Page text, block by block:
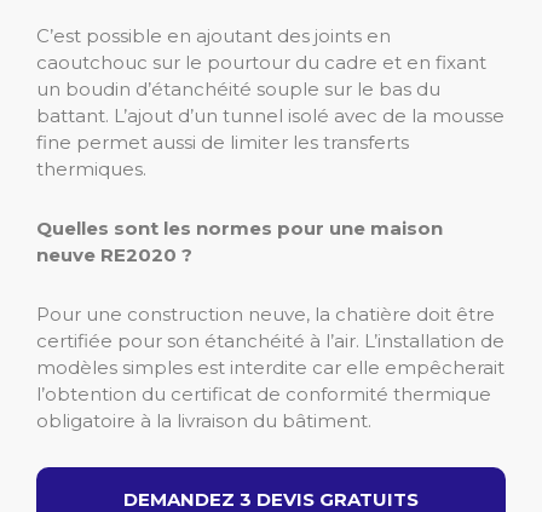
C’est possible en ajoutant des joints en
caoutchouc sur le pourtour du cadre et en fixant
un boudin d’étanchéité souple sur le bas du
battant. L’ajout d’un tunnel isolé avec de la mousse
fine permet aussi de limiter les transferts
thermiques.
Quelles sont les normes pour une maison
neuve RE2020 ?
Pour une construction neuve, la chatière doit être
certifiée pour son étanchéité à l’air. L’installation de
modèles simples est interdite car elle empêcherait
l’obtention du certificat de conformité thermique
obligatoire à la livraison du bâtiment.
DEMANDEZ 3 DEVIS GRATUITS